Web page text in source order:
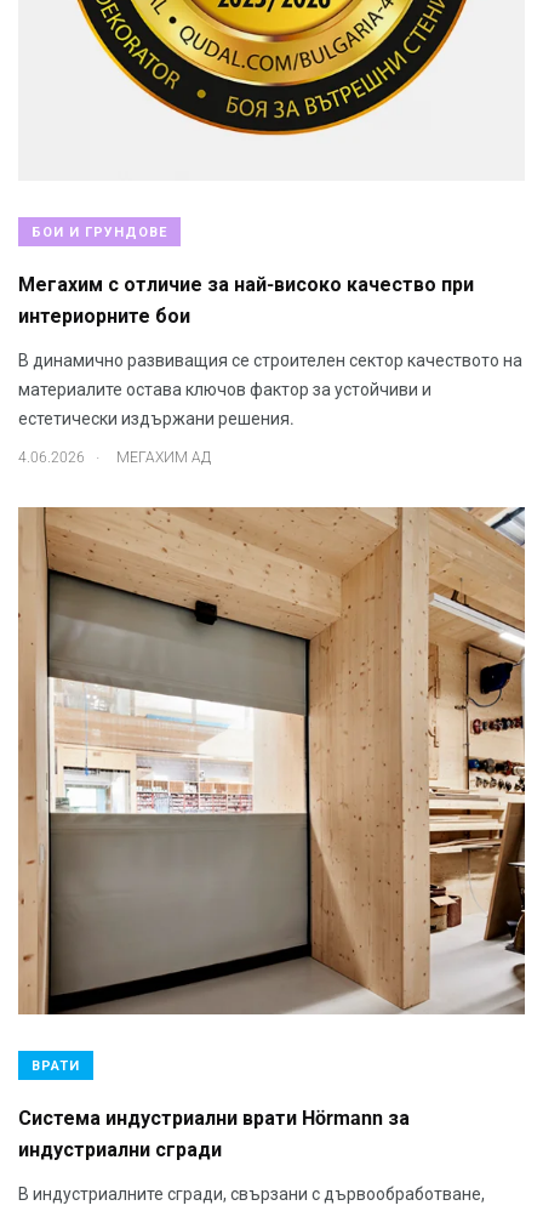
БОИ И ГРУНДОВЕ
Мегахим с отличие за най-високо качество при
интериорните бои
В динамично развиващия се строителен сектор качеството на
материалите остава ключов фактор за устойчиви и
естетически издържани решения.
4.06.2026 МЕГАХИМ АД
ВРАТИ
Система индустриални врати Hörmann за
индустриални сгради
В индустриалните сгради, свързани с дървообработване,